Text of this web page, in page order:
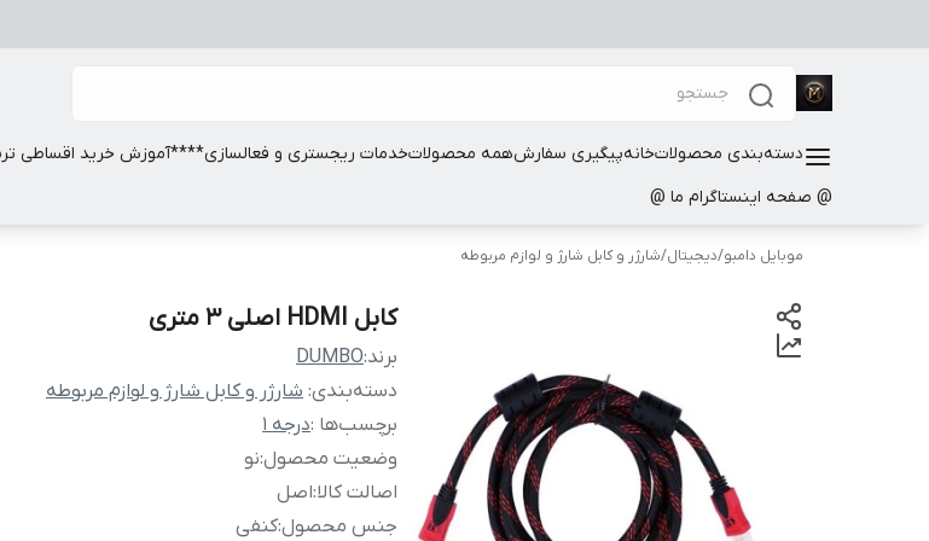
دسته‌بندی محصولاتخانهپیگیری سفارشهمه محصولاتخدمات ریجستری و فعالسازی****آموزش خرید اقساطی
@ صفحه اینستاگرام ما @
موبایل دامبو/دیجیتال/شارژر و کابل شارژ و لوازم مربوطه
کابل HDMI اصلی 3 متری
برند:DUMBO
دسته‌بندی: شارژر و کابل شارژ و لوازم مربوطه
برچسب‌ها :درجه 1
وضعیت محصول:نو
اصالت کالا:اصل
جنس محصول:کنفی